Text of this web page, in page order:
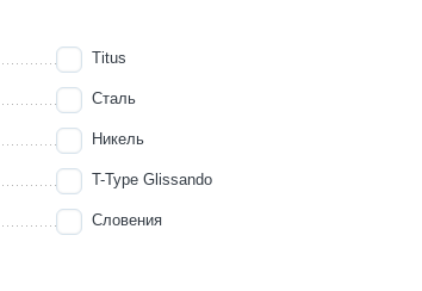
Titus
Сталь
Никель
T-Type Glissando
Словения